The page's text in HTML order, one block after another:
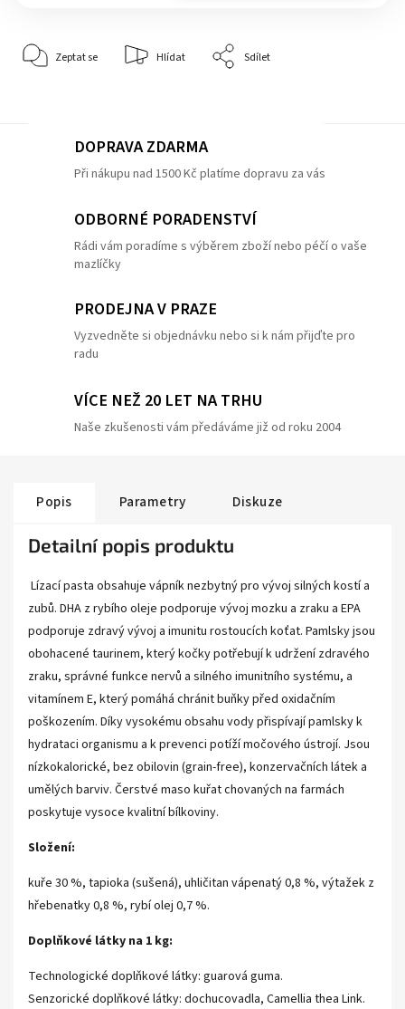
Zeptat se Hlídat Sdílet
DOPRAVA ZDARMA
Při nákupu nad 1500 Kč platíme dopravu za vás
ODBORNÉ PORADENSTVÍ
Rádi vám poradíme s výběrem zboží nebo péčí o vaše
mazlíčky
PRODEJNA V PRAZE
Vyzvedněte si objednávku nebo si k nám přijďte pro
radu
VÍCE NEŽ 20 LET NA TRHU
Naše zkušenosti vám předáváme již od roku 2004
Popis Parametry Diskuze
Detailní popis produktu
Lízací pasta obsahuje vápník nezbytný pro vývoj silných kostí a
zubů. DHA z rybího oleje podporuje vývoj mozku a zraku a EPA
podporuje zdravý vývoj a imunitu rostoucích koťat. Pamlsky jsou
obohacené taurinem, který kočky potřebují k udržení zdravého
zraku, správné funkce nervů a silného imunitního systému, a
vitamínem E, který pomáhá chránit buňky před oxidačním
poškozením. Díky vysokému obsahu vody přispívají pamlsky k
hydrataci organismu a k prevenci potíží močového ústrojí. Jsou
nízkokalorické, bez obilovin (grain-free), konzervačních látek a
umělých barviv. Čerstvé maso kuřat chovaných na farmách
poskytuje vysoce kvalitní bílkoviny.
Složení:
kuře 30 %, tapioka (sušená), uhličitan vápenatý 0,8 %, výtažek z
hřebenatky 0,8 %, rybí olej 0,7 %.
Doplňkové látky na 1 kg:
Technologické doplňkové látky: guarová guma.
Senzorické doplňkové látky: dochucovadla, Camellia thea Link.